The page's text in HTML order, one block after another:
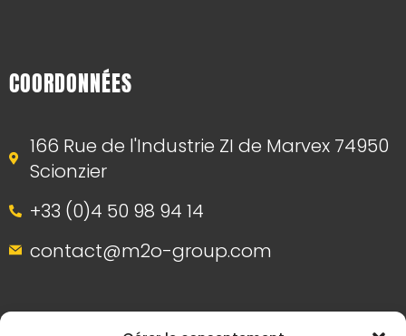
COORDONNÉES
166 Rue de l'Industrie ZI de Marvex 74950
Scionzier
+33 (0)4 50 98 94 14
contact@m2o-group.com